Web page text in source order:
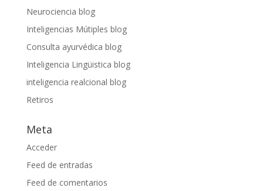
Neurociencia blog
Inteligencias Mútiples blog
Consulta ayurvédica blog
Inteligencia Lingüistica blog
inteligencia realcional blog
Retiros
Meta
Acceder
Feed de entradas
Feed de comentarios